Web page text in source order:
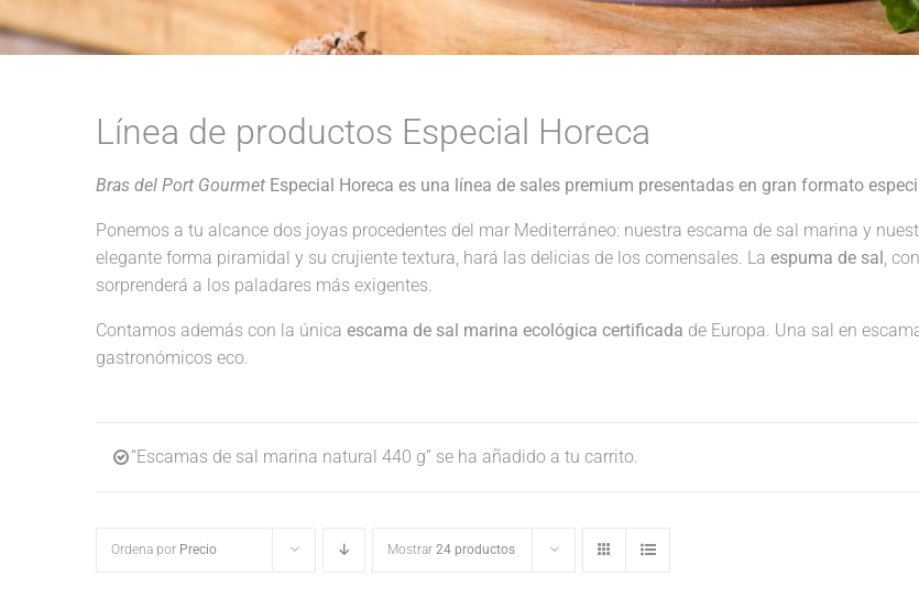
Línea de productos Especial Horeca
Bras del Port Gourmet Especial Horeca es una línea de sales premium presentadas en gran formato
Ponemos a tu alcance dos joyas procedentes del mar Mediterráneo: nuestra escama de sal marina y
elegante forma piramidal y su crujiente textura, hará las delicias de los comensales. La espuma de sal,
sorprenderá a los paladares más exigentes.
Contamos además con la única escama de sal marina ecológica certificada de Europa. Una sal en
gastronómicos eco.
“Escamas de sal marina natural 440 g” se ha añadido a tu carrito.
Ordena por Precio Mostrar 24 productos